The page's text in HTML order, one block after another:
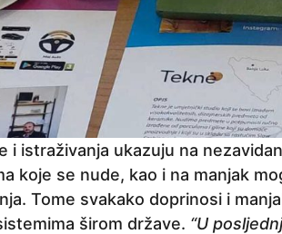
i istraživanja ukazuju na
koje se nude, kao i na manjak
Tome svakako doprinosi i
širom države. “U